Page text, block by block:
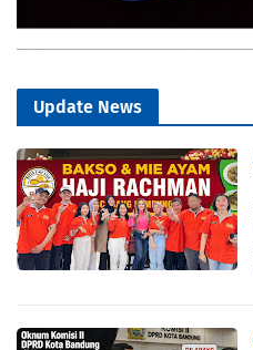
Update News